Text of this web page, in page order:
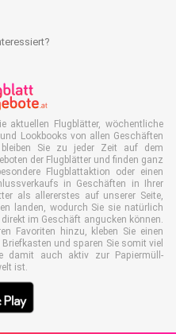
aktuellen Flugblätter, wöchentliche
Lookbooks von allen Geschäften
Sie zu jeder Zeit auf dem
der Flugblätter und finden ganz
Flugblattaktion oder einen
in Geschäften in Ihrer
als allererstes auf unserer Seite,
landen, wodurch Sie sie natürlich
im Geschäft angucken können.
Favoriten hinzu, kleben Sie einen
und sparen Sie somit viel
damit auch aktiv zur Papiermüll-
ist.